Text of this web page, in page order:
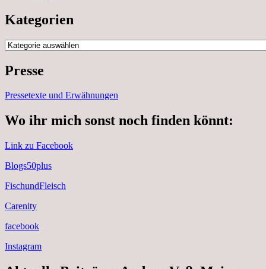
Kategorien
Kategorien
Presse
Pressetexte und Erwähnungen
Wo ihr mich sonst noch finden könnt:
Link zu Facebook
Blogs50plus
FischundFleisch
Carenity
facebook
Instagram